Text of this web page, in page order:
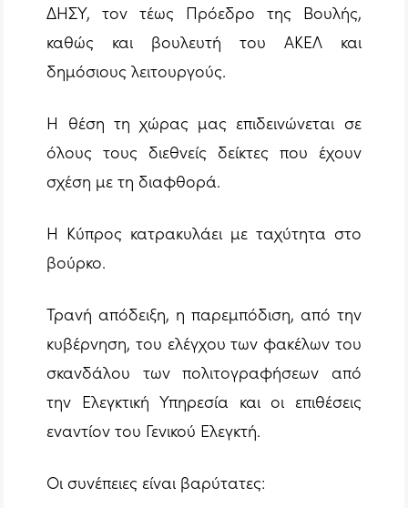
ΔΗΣΥ, τον τέως Πρόεδρο της Βουλής,
καθώς και βουλευτή του ΑΚΕΛ και
δημόσιους λειτουργούς.
Η θέση τη χώρας μας επιδεινώνεται σε
όλους τους διεθνείς δείκτες που έχουν
σχέση με τη διαφθορά.
Η Κύπρος κατρακυλάει με ταχύτητα στο
βούρκο.
Τρανή απόδειξη, η παρεμπόδιση, από την
κυβέρνηση, του ελέγχου των φακέλων του
σκανδάλου των πολιτογραφήσεων από
την Ελεγκτική Υπηρεσία και οι επιθέσεις
εναντίον του Γενικού Ελεγκτή.
Οι συνέπειες είναι βαρύτατες: